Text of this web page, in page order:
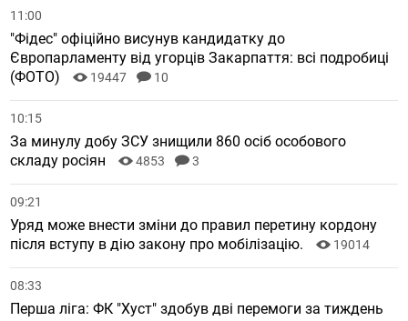
11:00
"Фідес" офіційно висунув кандидатку до
Європарламенту від угорців Закарпаття: всі подробиці
(ФОТО)
19447 10
10:15
За минулу добу ЗСУ знищили 860 осіб особового
складу росіян
4853 3
09:21
Уряд може внести зміни до правил перетину кордону
після вступу в дію закону про мобілізацію.
19014
08:33
Перша ліга: ФК "Хуст" здобув дві перемоги за тиждень